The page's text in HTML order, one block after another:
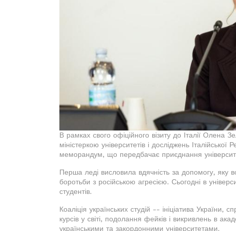
В рамках свого офіційного візиту до Італії Олена
міністеркою університетів і досліджень Італійської
меморандум, що передбачає приєднання
Перша леді висловила вдячність за допомогу, яку
боротьби з російською агресією. Сьогодні в
студентів.
Коаліція українських студій -- ініціатива України,
курсів у світі, подолання фейків і викривлень в
українськими та закордонними університетами.